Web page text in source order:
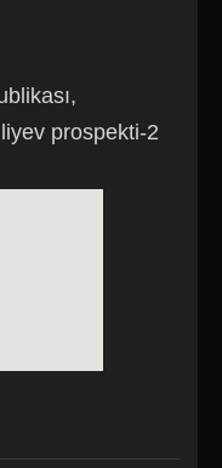
prospekti-2